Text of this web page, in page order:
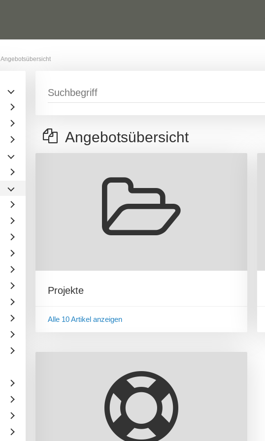
Angebotsübersicht
Angebotsübersicht
Projekte
Alle 10 Artikel anzeigen